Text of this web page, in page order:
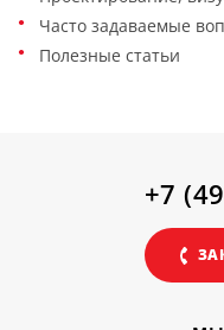
Часто задаваемые
Полезные статьи
+7